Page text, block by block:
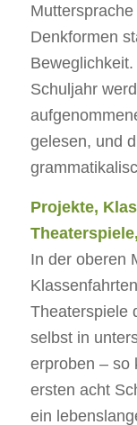
Denkformen
Schuljahr
gelesen, und
Projekte,
In der oberen
Theaterspiele
selbst in
erproben – so
ersten acht
ein